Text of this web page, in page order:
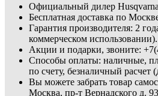
Официальный дилер
Бесплатная доставка по
Гарантия производителя: 2
коммерческом использовании).
Акции и подарки, звоните:
Способы оплаты: наличные,
по счету, безналичный расчет
Вы можете забрать товар
Москва, пр-т Вернадского д.